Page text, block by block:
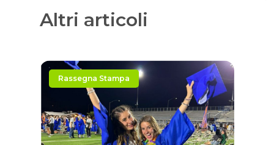
Altri articoli
Rassegna Stampa